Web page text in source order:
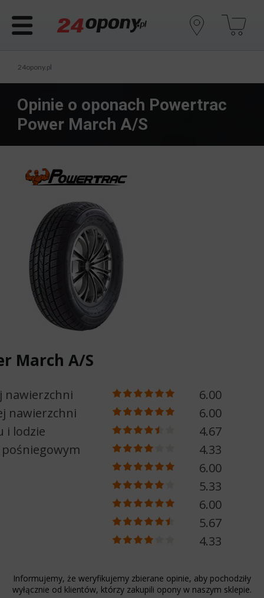
24opony.pl
Opinie o oponach Powertrac
Power March A/S
March A/S
nawierzchni
6.00
nawierzchni
6.00
i lodzie
4.67
pośniegowym
4.33
6.00
5.33
6.00
5.67
4.33
Informujemy, że weryfikujemy zbierane opinie, aby pochodziły
wyłącznie od klientów, którzy zakupili opony w naszym sklepie.